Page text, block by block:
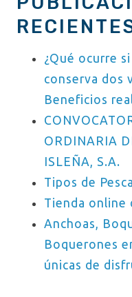
¿Qué ocurre
conserva dos
Beneficios
ORDINARIA
ISLEÑA, S.A.
Tipos de
Tienda online
Anchoas,
Boquerones
únicas de